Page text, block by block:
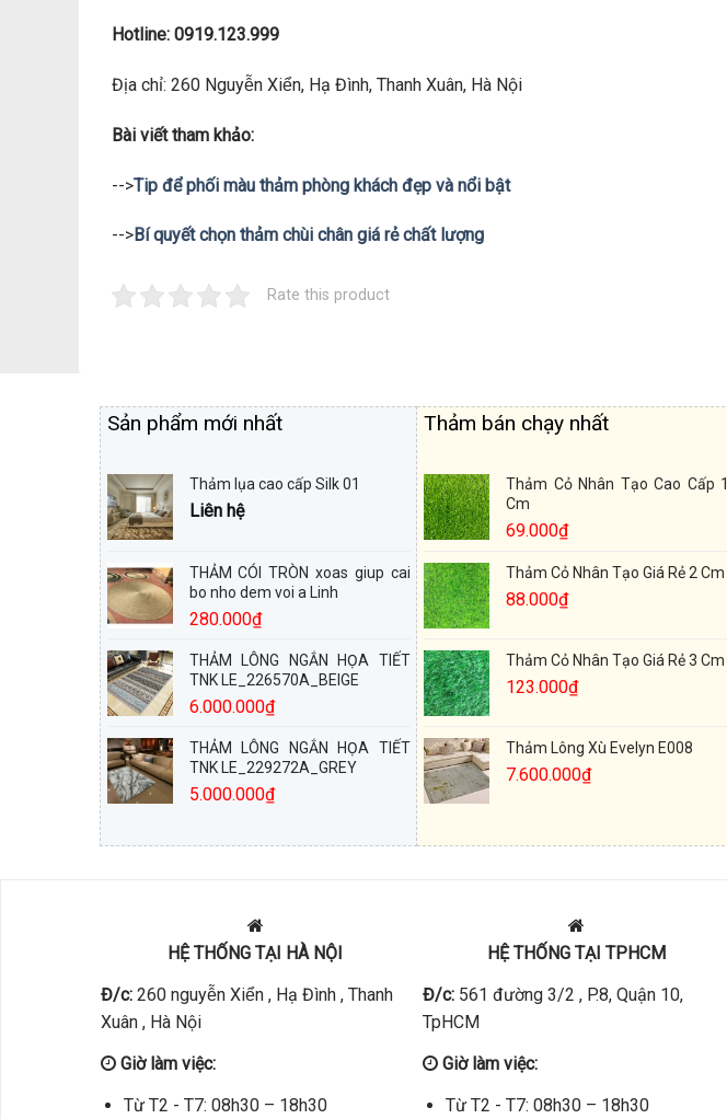
Hotline: 0919.123.999
Địa chỉ: 260 Nguyễn Xiển, Hạ Đình, Thanh Xuân, Hà Nội
Bài viết tham khảo:
-->Tip để phối màu thảm phòng khách đẹp và nổi bật
-->Bí quyết chọn thảm chùi chân giá rẻ chất lượng
Rate this product
Sản phẩm mới nhất
Thảm lụa cao cấp Silk 01
Liên hệ
THẢM CÓI TRÒN xoas giup cai
bo nho dem voi a Linh
280.000₫
THẢM LÔNG NGẮN HỌA TIẾT
TNK LE_226570A_BEIGE
6.000.000₫
THẢM LÔNG NGẮN HỌA TIẾT
TNK LE_229272A_GREY
5.000.000₫
Thảm bán chạy nhất
Thảm Cỏ Nhân Tạo Cao Cấp 1
Cm
69.000₫
Thảm Cỏ Nhân Tạo Giá Rẻ 2 Cm
88.000₫
Thảm Cỏ Nhân Tạo Giá Rẻ 3 Cm
123.000₫
Thảm Lông Xù Evelyn E008
7.600.000₫
HỆ THỐNG TẠI HÀ NỘI
Đ/c: 260 nguyễn Xiển , Hạ Đình , Thanh
Xuân , Hà Nội
Giờ làm việc:
Từ T2 - T7: 08h30 – 18h30
HỆ THỐNG TẠI TPHCM
Đ/c:561 đường 3/2 , P.8, Quận 10,
TpHCM
Giờ làm việc:
Từ T2 - T7: 08h30 – 18h30